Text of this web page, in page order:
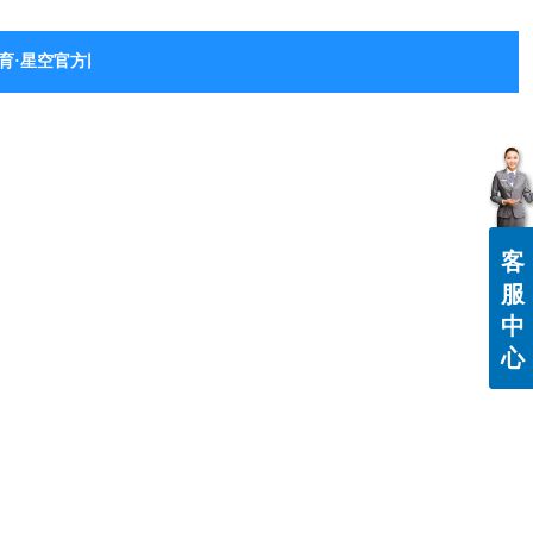
·星空官方网站-星空体育（中国）
客
服
中
心